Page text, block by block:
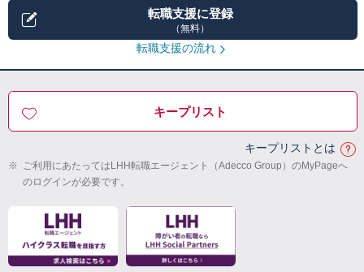
転職支援に登録
（無料）
転職支援の流れ
キープリスト
キープリストとは
※ ご利用にあたってはLHH転職エージェント（Adecco Group）のMyPageへ
のログインが必要です。